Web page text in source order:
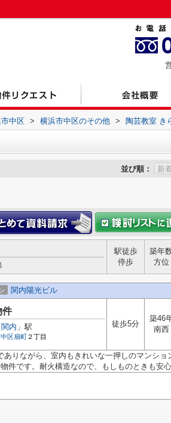
中区 > 横浜市中区のその他 > 陶芸教室 き
並び順：
駅徒歩
停歩
築年
方位
関内陽光ビル
件
関内 」駅
区 扇町 ２丁目
徒歩5分
築46
南西
ありながら、室内もきれいな一押しのマンショ
件です。耐火構造なので、もしものときも安